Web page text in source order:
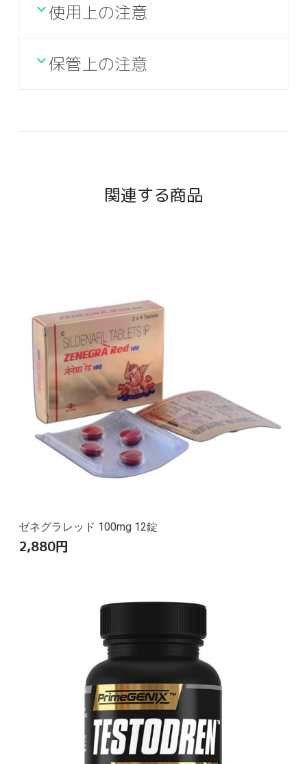
使用上の注意
保管上の注意
関連する商品
ゼネグラレッド 100mg 12錠
2,880円